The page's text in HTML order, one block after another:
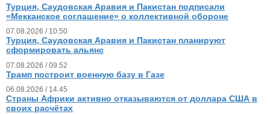
Турция, Саудовская Аравия и Пакистан подписали
«Мекканское соглашение» о коллективной обороне
07.08.2026 / 10.50
Турция, Саудовская Аравия и Пакистан планируют
сформировать альянс
07.08.2026 / 09.52
Трамп построит военную базу в Газе
06.08.2026 / 14.45
Страны Африки активно отказываются от доллара США в
своих расчётах